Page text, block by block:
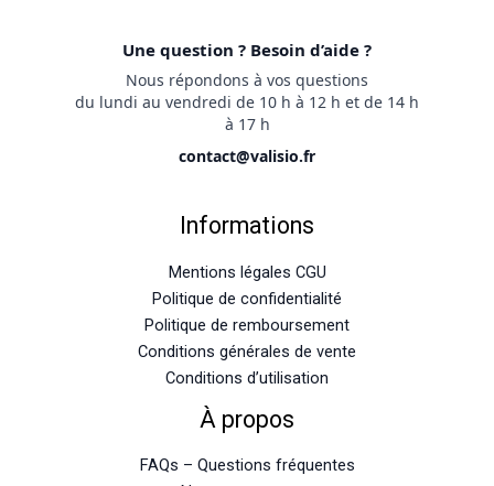
Une question ? Besoin d’aide ?
Nous répondons à vos questions
du lundi au vendredi de 10 h à 12 h et de 14 h
à 17 h
contact@valisio.fr
Informations
Mentions légales CGU
Politique de confidentialité
Politique de remboursement
Conditions générales de vente
Conditions d’utilisation
À propos
FAQs – Questions fréquentes